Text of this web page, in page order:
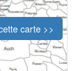
carte >>